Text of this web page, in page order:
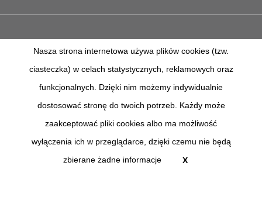
REKLAMA
Nasza strona internetowa używa plików cookies (tzw.
ciasteczka) w celach statystycznych, reklamowych oraz
funkcjonalnych. Dzięki nim możemy indywidualnie
dostosować stronę do twoich potrzeb. Każdy może
zaakceptować pliki cookies albo ma możliwość
wyłączenia ich w przeglądarce, dzięki czemu nie będą
zbierane żadne informacje
X